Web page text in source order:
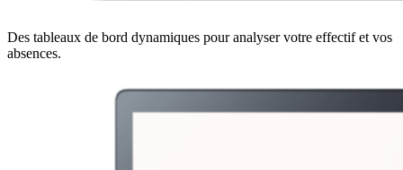
Des tableaux de bord dynamiques pour analyser votre effectif et vos
absences.